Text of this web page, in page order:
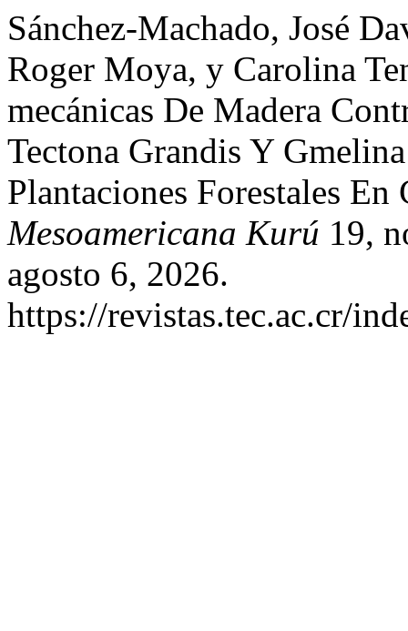
Sánchez-Machado, José
Roger Moya, y Carolina
mecánicas De Madera
Tectona Grandis Y
Plantaciones Forestales
Mesoamericana Kurú 19,
agosto 6, 2026.
https://revistas.tec.ac.cr/